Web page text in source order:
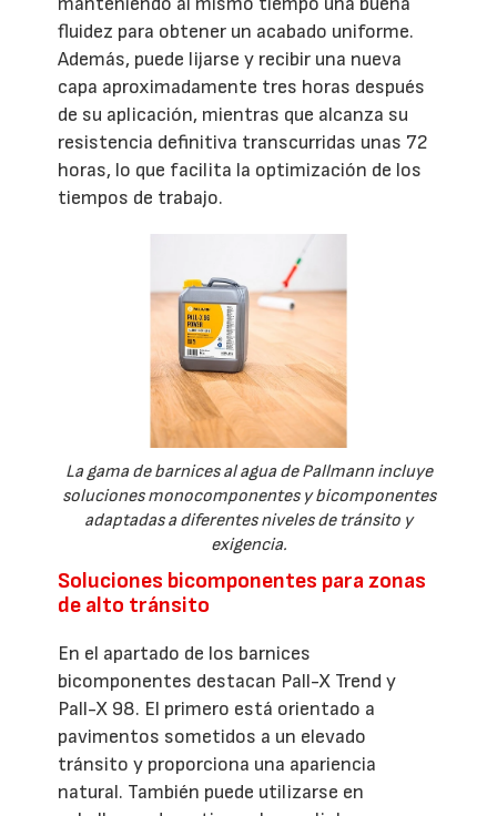
fluidez para obtener un acabado uniforme.
Además, puede lijarse y recibir una nueva
capa aproximadamente tres horas después
de su aplicación, mientras que alcanza su
resistencia definitiva transcurridas unas 72
horas, lo que facilita la optimización de los
tiempos de trabajo.
La gama de barnices al agua de Pallmann incluye
soluciones monocomponentes y bicomponentes
adaptadas a diferentes niveles de tránsito y
exigencia.
Soluciones bicomponentes para zonas
de alto tránsito
En el apartado de los barnices
bicomponentes destacan Pall-X Trend y
Pall-X 98. El primero está orientado a
pavimentos sometidos a un elevado
tránsito y proporciona una apariencia
natural. También puede utilizarse en